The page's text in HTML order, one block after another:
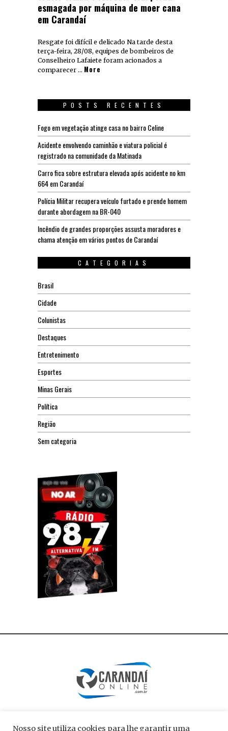
esmagada por máquina de moer cana
em Carandaí
Resgate foi difícil e delicado Na tarde desta
terça-feira, 28/08, equipes de bombeiros de
Conselheiro Lafaiete foram acionados a
comparecer … More
POSTS RECENTES
Fogo em vegetação atinge casa no bairro Celine
Acidente envolvendo caminhão e viatura policial é
registrado na comunidade da Matinada
Carro fica sobre estrutura elevada após acidente no km
664 em Carandaí
Polícia Militar recupera veículo furtado e prende homem
durante abordagem na BR-040
Incêndio de grandes proporções assusta moradores e
chama atenção em vários pontos de Carandaí
CATEGORIAS
Brasil
Cidade
Colunistas
Destaques
Entretenimento
Esportes
Minas Gerais
Política
Região
Sem categoria
Nosso site utiliza cookies para lhe garantir uma